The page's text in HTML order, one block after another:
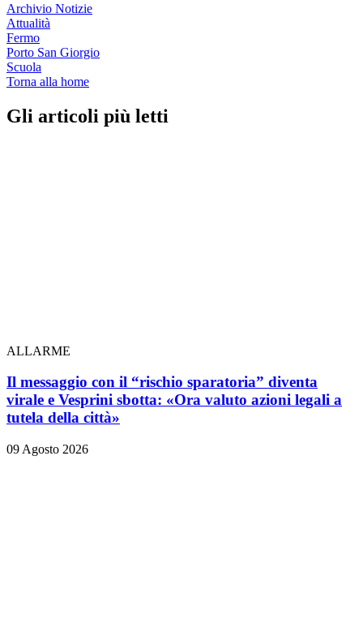
Archivio Notizie
Attualità
Fermo
Porto San Giorgio
Scuola
Torna alla home
Gli articoli più letti
ALLARME
Il messaggio con il “rischio sparatoria” diventa
virale e Vesprini sbotta: «Ora valuto azioni legali a
tutela della città»
09 Agosto 2026